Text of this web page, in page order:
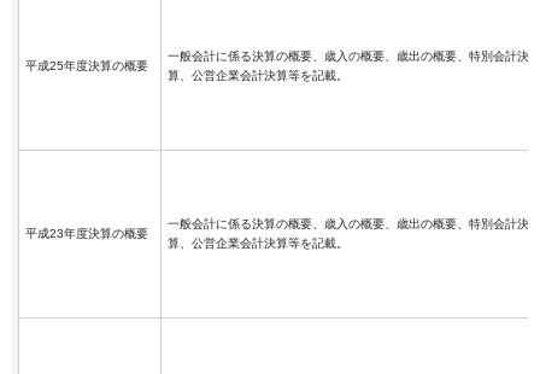
平成25年度決算の概要
一般会計に係る決算の概要、歳入の概要、歳出の概要、特別会計決
算、公営企業会計決算等を記載。
平成23年度決算の概要
一般会計に係る決算の概要、歳入の概要、歳出の概要、特別会計決
算、公営企業会計決算等を記載。